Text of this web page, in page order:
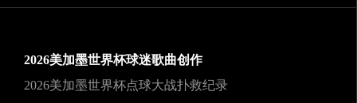
2026美加墨世界杯球迷歌曲创作
2026美加墨世界杯点球大战扑救纪录